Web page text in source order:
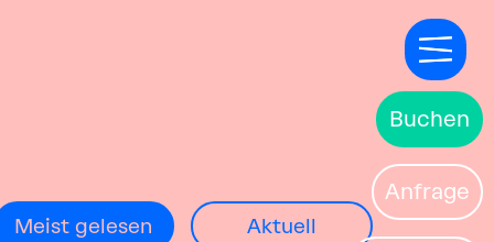
Meist gelesen Aktuell
Buchen
Anfrage